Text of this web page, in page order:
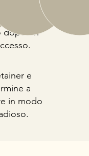
per
dopo un
e
a
in modo